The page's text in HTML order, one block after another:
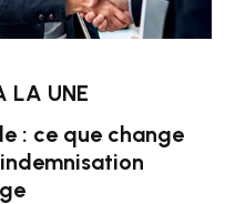
LA UNE
: ce que change